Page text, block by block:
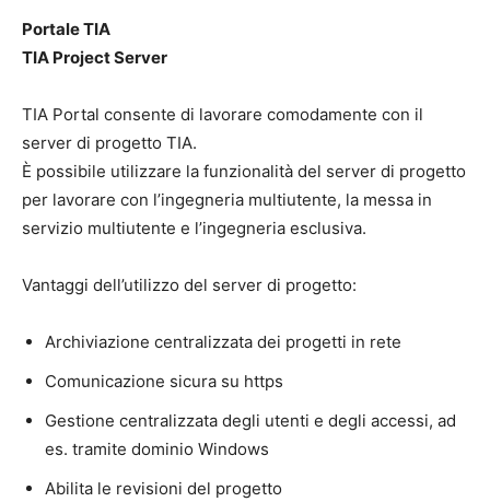
Portale TIA
TIA Project Server
TIA Portal consente di lavorare comodamente con il
server di progetto TIA.
È possibile utilizzare la funzionalità del server di progetto
per lavorare con l’ingegneria multiutente, la messa in
servizio multiutente e l’ingegneria esclusiva.
Vantaggi dell’utilizzo del server di progetto:
Archiviazione centralizzata dei progetti in rete
Comunicazione sicura su https
Gestione centralizzata degli utenti e degli accessi, ad
es. tramite dominio Windows
Abilita le revisioni del progetto